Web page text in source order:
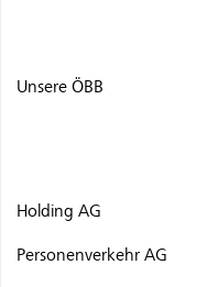
Unsere ÖBB
Holding AG
Personenverkehr AG